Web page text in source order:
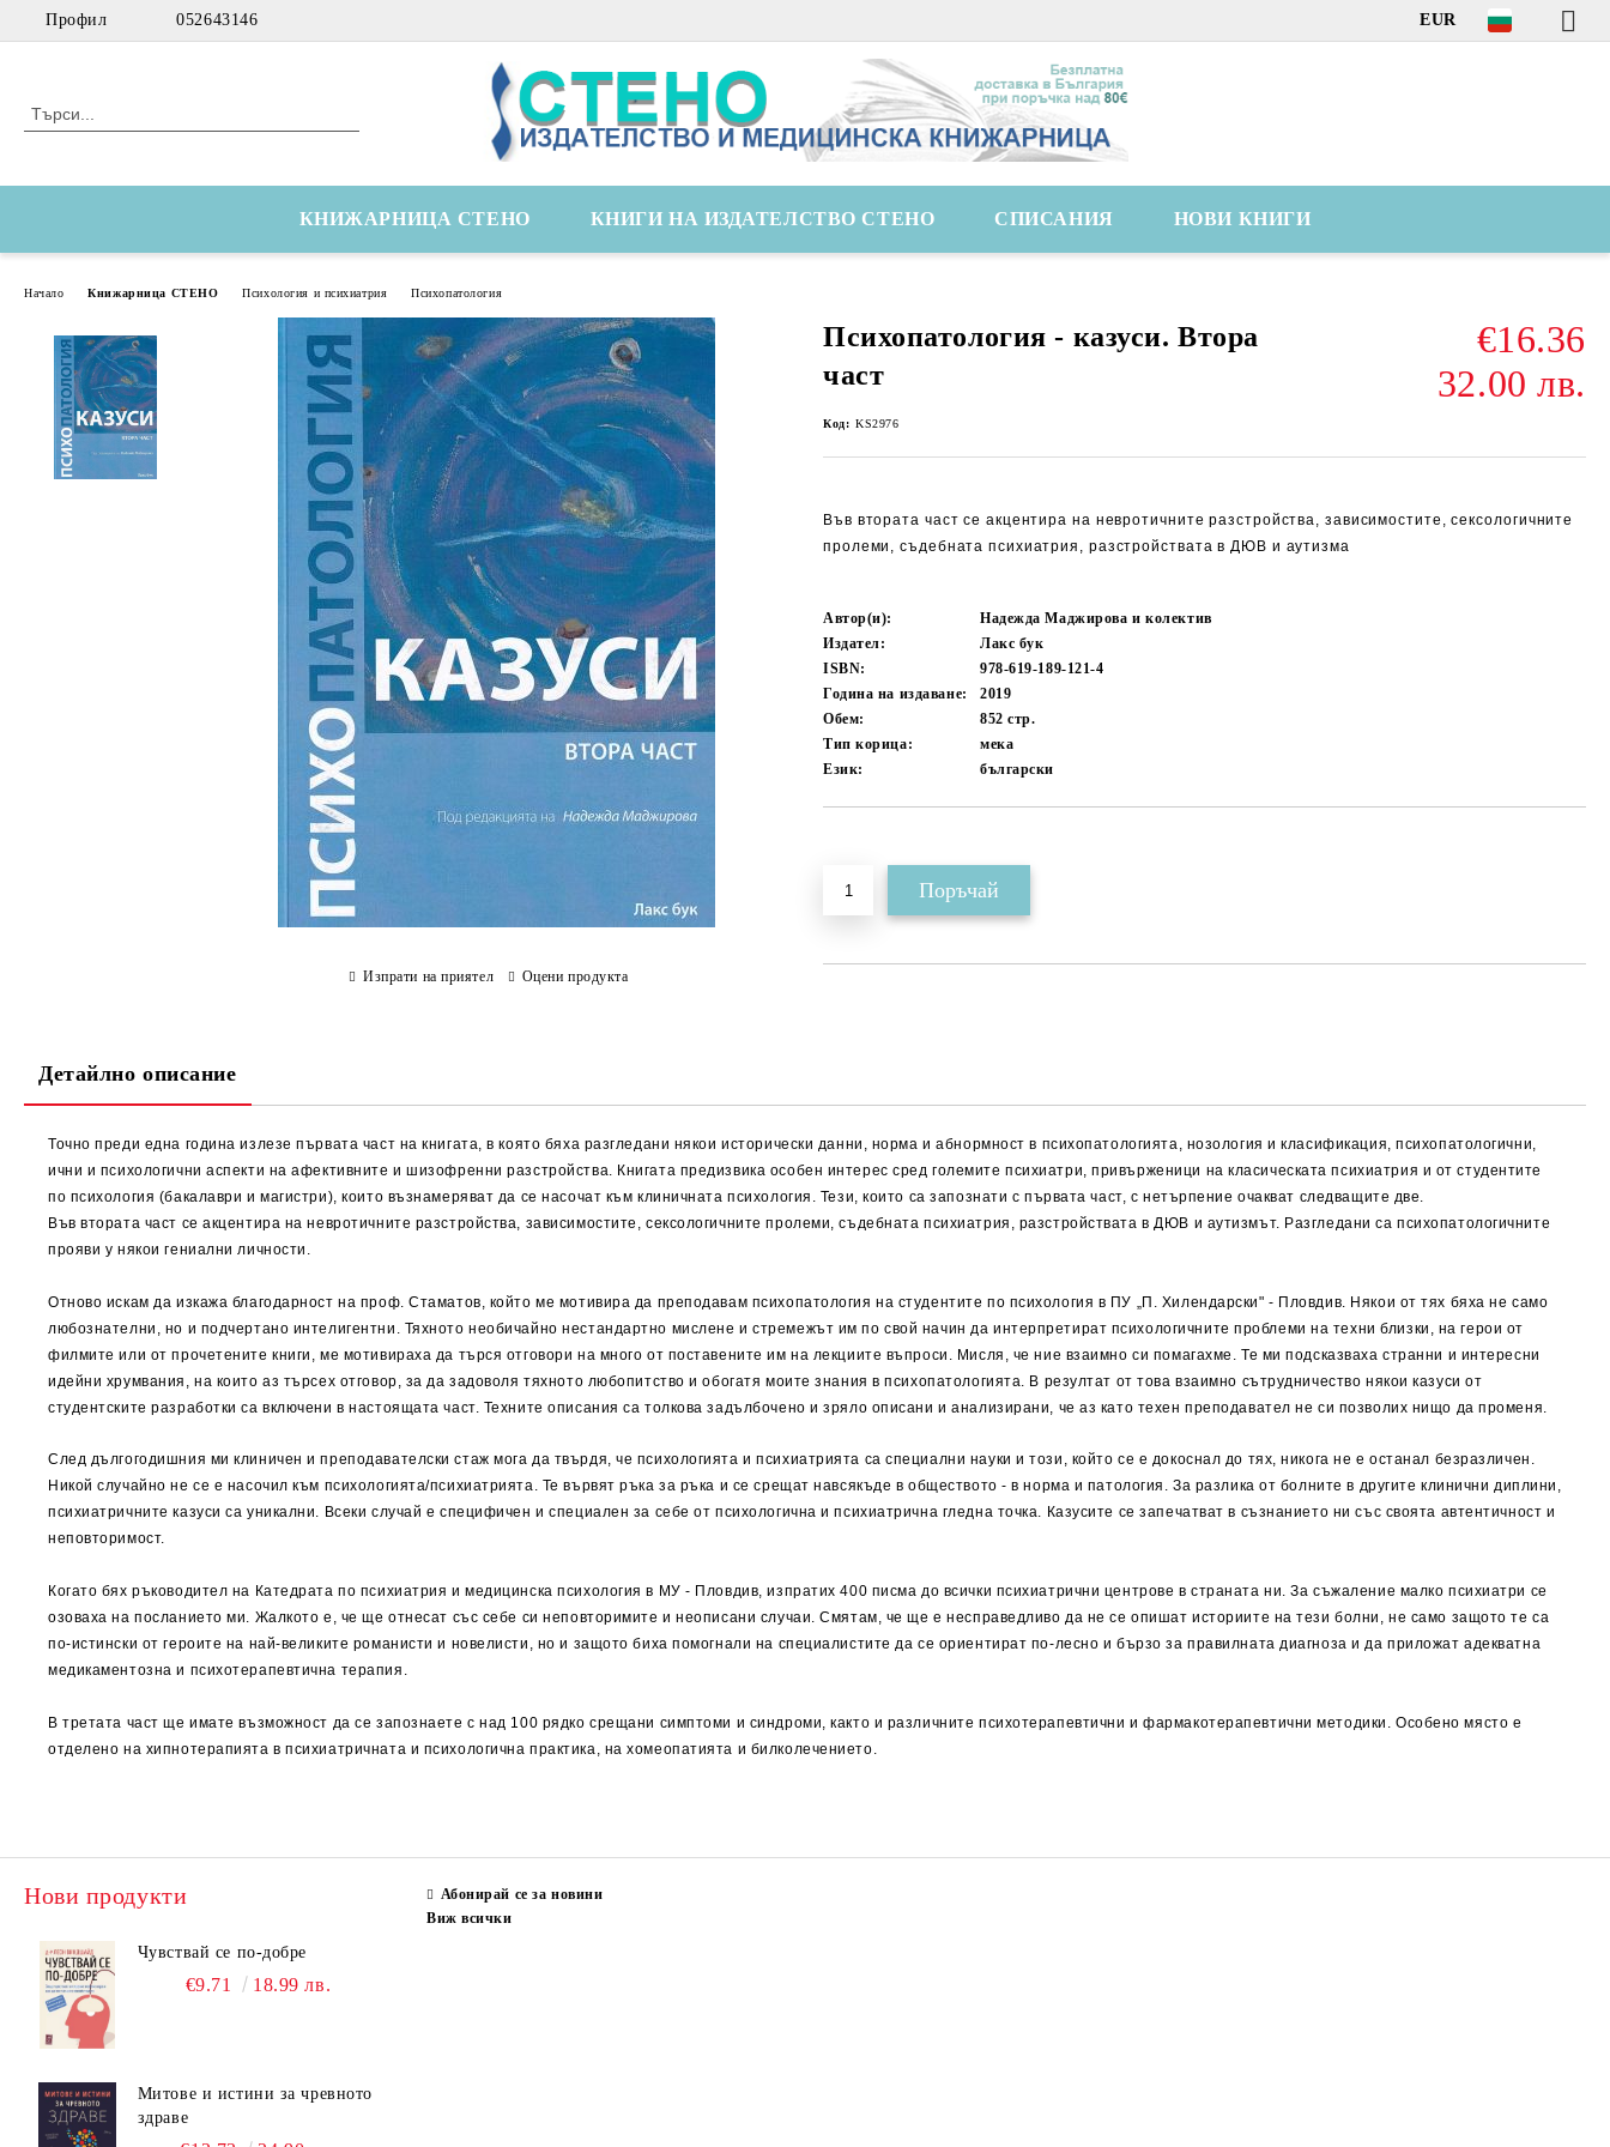
Профил 052643146 EUR
КНИЖАРНИЦА СТЕНО КНИГИ НА ИЗДАТЕЛСТВО СТЕНО СПИСАНИЯ НОВИ КНИГИ
Начало Книжарница СТЕНО Психология и психиатрия Психопатология
Психопатология - казуси. Втора
част
€16.36
32.00 лв.
Код: KS2976
Във втората част се акцентира на невротичните разстройства, зависимостите, сексологичните
пролеми, съдебната психиатрия, разстройствата в ДЮВ и аутизма
Автор(и):
Надежда Маджирова и колектив
Издател:
Лакс бук
ISBN:
978-619-189-121-4
Година на издаване:
2019
Обем:
852стр.
Тип корица:
мека
Език:
български
Изпрати на приятел Оцени продукта
Детайлно описание
Точно преди една година излезе първата част на книгата, в която бяха разгледани някои исторически данни, норма и абнормност в психопатологията, нозология и класификация, психопатологични,
ични и психологични аспекти на афективните и шизофренни разстройства. Книгата предизвика особен интерес сред големите психиатри, привърженици на класическата психиатрия и от студентите
по психология (бакалаври и магистри), които възнамеряват да се насочат към клиничната психология. Тези, които са запознати с първата част, с нетърпение очакват следващите две.
Във втората част се акцентира на невротичните разстройства, зависимостите, сексологичните пролеми, съдебната психиатрия, разстройствата в ДЮВ и аутизмът. Разгледани са психопатологичните
прояви у някои гениални личности.
Отново искам да изкажа благодарност на проф. Стаматов, който ме мотивира да преподавам психопатология на студентите по психология в ПУ „П. Хилендарски" - Пловдив. Някои от тях бяха не само
любознателни, но и подчертано интелигентни. Тяхното необичайно нестандартно мислене и стремежът им по свой начин да интерпретират психологичните проблеми на техни близки, на герои от
филмите или от прочетените книги, ме мотивираха да търся отговори на много от поставените им на лекциите въпроси. Мисля, че ние взаимно си помагахме. Те ми подсказваха странни и интересни
идейни хрумвания, на които аз търсех отговор, за да задоволя тяхното любопитство и обогатя моите знания в психопатологията. В резултат от това взаимно сътрудничество някои казуси от
студентските разработки са включени в настоящата част. Техните описания са толкова задълбочено и зряло описани и анализирани, че аз като техен преподавател не си позволих нищо да променя.
След дългогодишния ми клиничен и преподавателски стаж мога да твърдя, че психологията и психиатрията са специални науки и този, който се е докоснал до тях, никога не е останал безразличен.
Никой случайно не се е насочил към психологията/психиатрията. Те вървят ръка за ръка и се срещат навсякъде в обществото - в норма и патология. За разлика от болните в другите клинични диплини,
психиатричните казуси са уникални. Всеки случай е специфичен и специален за себе от психологична и психиатрична гледна точка. Казусите се запечатват в съзнанието ни със своята автентичност и
неповторимост.
Когато бях ръководител на Катедрата по психиатрия и медицинска психология в МУ - Пловдив, изпратих 400 писма до всички психиатрични центрове в страната ни. За съжаление малко психиатри се
озоваха на посланието ми. Жалкото е, че ще отнесат със себе си неповторимите и неописани случаи. Смятам, че ще е несправедливо да не се опишат историите на тези болни, не само защото те са
по-истински от героите на най-великите романисти и новелисти, но и защото биха помогнали на специалистите да се ориентират по-лесно и бързо за правилната диагноза и да приложат адекватна
медикаментозна и психотерапевтична терапия.
В третата част ще имате възможност да се запознаете с над 100 рядко срещани симптоми и синдроми, както и различните психотерапевтични и фармакотерапевтични методики. Особено място е
отделено на хипнотерапията в психиатричната и психологична практика, на хомеопатията и билколечението.
Нови продукти
Чувствай се по-добре
€9.71 18.99 лв.
Митове и истини за чревното
здраве
Абонирай се за новини
Виж всички